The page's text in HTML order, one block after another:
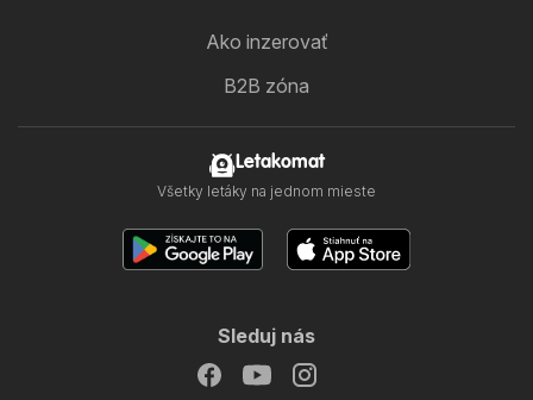
Ako inzerovať
B2B zóna
Letakomat
Všetky letáky na jednom mieste
Sleduj nás